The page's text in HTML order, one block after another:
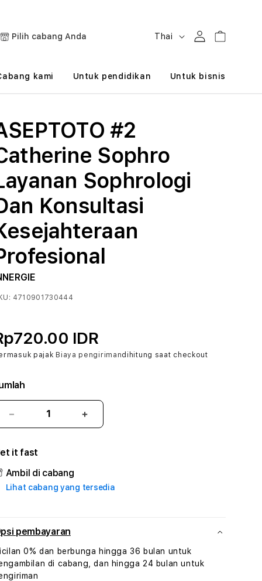
Pilih cabang Anda
B
h
Thai MasukKeranjang
kami Untuk pendidikan Untuk bisnis
#2
Sophro
Sophrologi
Konsultasi
4710901730444
IDR
pajak Biaya pengirimandihitung saat checkout
Kurangi
jumlah
ASEPTOTO
#2
Catherine
Sophro
Dan
Kesejahteraan
Profesional
Tambah
jumlah
Catherine
Sophro
Kesejahteraan
Profesional
it fast
Ambil di cabang
Lihat cabang yang tersedia
pembayaran
0% dan berbunga hingga 36 bulan untuk
di cabang, dan hingga 24 bulan untuk